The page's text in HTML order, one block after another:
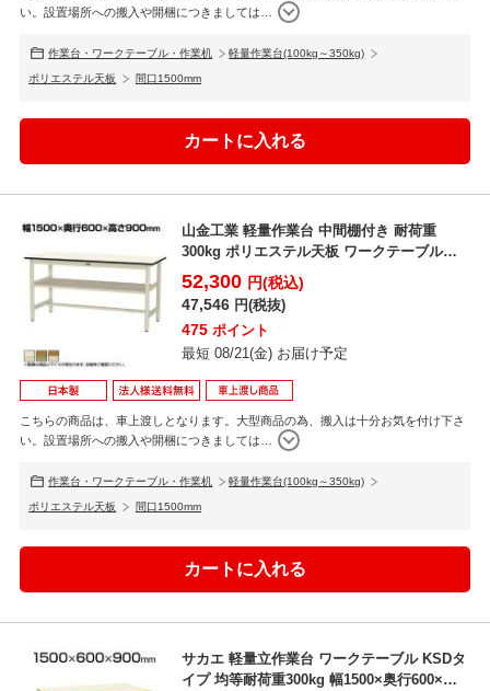
い。設置場所への搬入や開梱につきましては
作業台・ワークテーブル・作業机 軽量作業台(100kg～350kg)
ポリエステル天板 間口1500mm
山金工業 軽量作業台 中間棚付き 耐荷重
300kg ポリエステル天板 ワークテーブル
300シリーズ...
52,300 円(税込)
47,546 円(税抜)
475 ポイント
最短 08/21(金) お届け予定
こちらの商品は、車上渡しとなります。大型商品の為、搬入は十分お気を付け下さ
い。設置場所への搬入や開梱につきましては
作業台・ワークテーブル・作業机 軽量作業台(100kg～350kg)
ポリエステル天板 間口1500mm
サカエ 軽量立作業台 ワークテーブル KSDタ
イプ 均等耐荷重300kg 幅1500×奥行600×